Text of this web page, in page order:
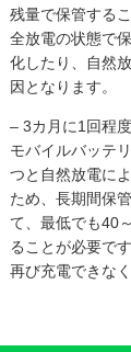
残量で保管する
全放電の状態で
化したり、自然
因となります。
– 3カ月に1回程
モバイルバッテ
つと自然放電に
ため、長期間保
て、最低でも40
ることが必要で
再び充電できな